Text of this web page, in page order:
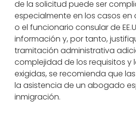
de la solicitud puede ser
especialmente en los casos en
o el funcionario consular de
información y, por tanto,
tramitación administrativa
complejidad de los requisitos y
exigidas, se recomienda que
la asistencia de un abogado
inmigración.